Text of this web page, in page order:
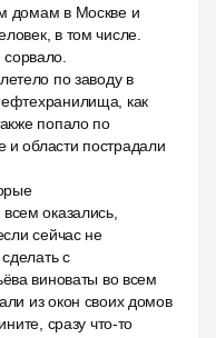
домам в Москве и
в том числе.
по заводу в
как
попало по
области пострадали
оказались,
сейчас не
с
виноваты во всем
из окон своих домов
сразу что-то